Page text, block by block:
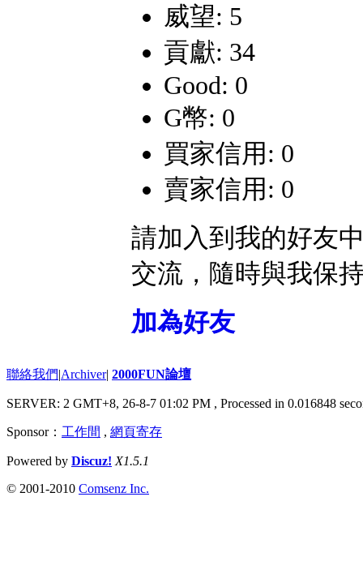
威望: 5
貢獻: 34
Good: 0
G幣: 0
買家信用: 0
賣家信用: 0
請加入到我的好友
交流，隨時與我保
加為好友
聯絡我們|Archiver| 2000FUN論壇
SERVER: 2 GMT+8, 26-8-7 01:02 PM , Processed in 0.016848
Sponsor： 工作間 , 網頁寄存
Powered by Discuz! X1.5.1
© 2001-2010 Comsenz Inc.